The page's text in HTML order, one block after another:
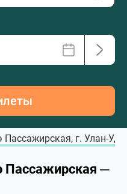
Пассажирская, г. Улан-
─